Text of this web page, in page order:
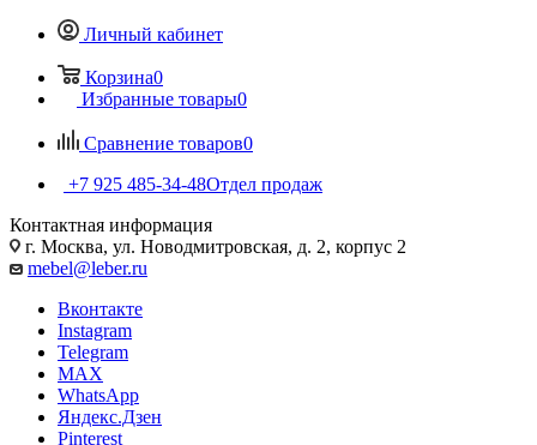
Личный кабинет
Корзина0
Избранные товары0
Сравнение товаров0
+7 925 485-34-48Отдел продаж
Контактная информация
г. Москва, ул. Новодмитровская, д. 2, корпус 2
mebel@leber.ru
Вконтакте
Instagram
Telegram
MAX
WhatsApp
Яндекс.Дзен
Pinterest